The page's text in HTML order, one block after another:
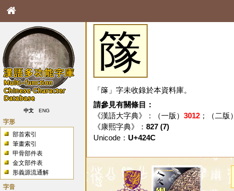
中文 ENG
字形
部首索引
筆畫索引
甲骨部件表
金文部件表
形義源流通解
字音
䉌
「䉌」字未收錄於本資料庫。
請參見有關條目：
《漢語大字典》：（一版） 3012；（二版）
《康熙字典》： 827 (7)
Unicode： U+424C